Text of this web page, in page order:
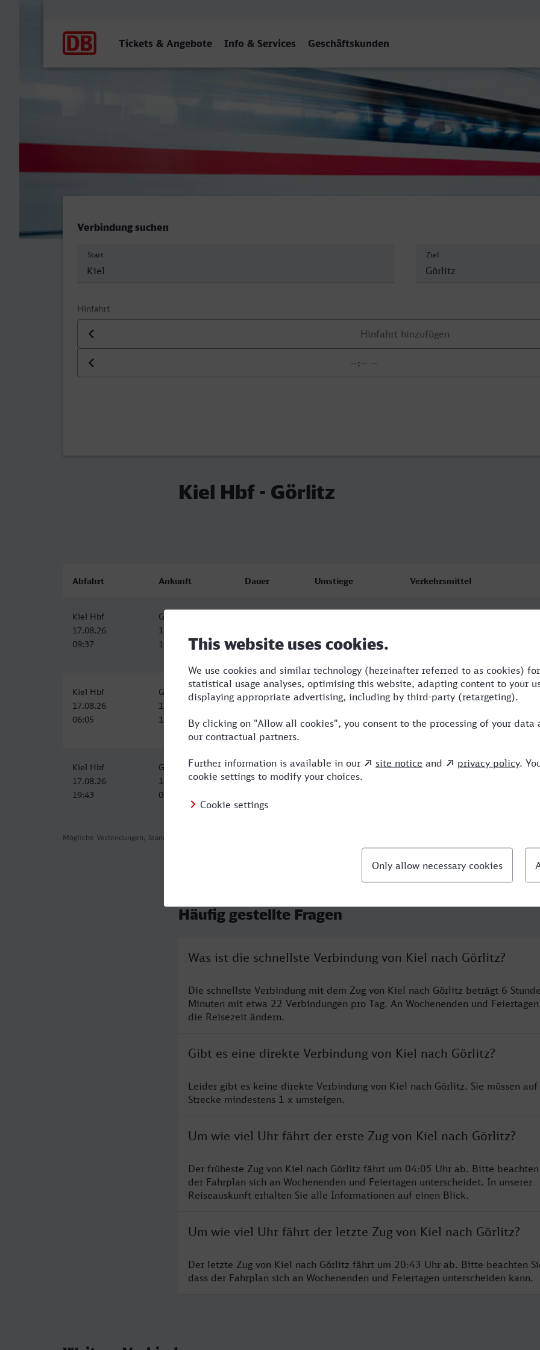
Tickets & Angebote Info & Services Geschäftskunden
Verbindung suchen
Start Ziel
Hinfahrt
Datum der Hinfahrt
Uhrzeit der Hinfahrt
Kiel Hbf - Görlitz
Mögliche Verbindungen, Stand: 2026-08-03 03:50
Abfahrt Ankunft Dauer Umstiege Verkehrsmittel
Kiel Hbf
17.08.26
09:37
Görlitz
17.08.26
16:33
Kiel Hbf
17.08.26
06:05
Görlitz
17.08.26
14:14
8:09 NBE,RE,OE,ICE
Kiel Hbf
17.08.26
19:43
Görlitz
18.08.26
05:30
9:47 3 RJ,TL,ERX,ICE
Häufig gestellte Fragen
Was ist die schnellste Verbindung von Kiel nach Görlitz?
Die schnellste Verbindung mit dem Zug von Kiel nach Görlitz beträgt 6
Minuten mit etwa 22 Verbindungen pro Tag. An Wochenenden und
die Reisezeit ändern.
Gibt es eine direkte Verbindung von Kiel nach Görlitz?
Leider gibt es keine direkte Verbindung von Kiel nach Görlitz. Sie müssen
Strecke mindestens 1 x umsteigen.
Um wie viel Uhr fährt der erste Zug von Kiel nach Görlitz?
Der früheste Zug von Kiel nach Görlitz fährt um 04:05 Uhr ab. Bitte beachten
der Fahrplan sich an Wochenenden und Feiertagen unterscheidet. In unserer
Reiseauskunft erhalten Sie alle Informationen auf einen Blick.
Um wie viel Uhr fährt der letzte Zug von Kiel nach Görlitz?
Der letzte Zug von Kiel nach Görlitz fährt um 20:43 Uhr ab. Bitte beachten
dass der Fahrplan sich an Wochenenden und Feiertagen unterscheiden kann.